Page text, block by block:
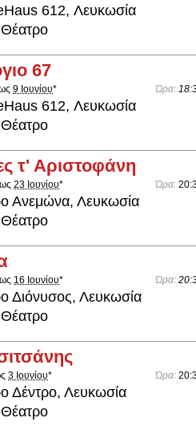
612, Λευκωσία
Θέατρο
67
9 Ιουνίου* Ώρα:
612, Λευκωσία
Θέατρο
τ' Αριστοφάνη
23 Ιουνίου* Ώρα:
Ανεμώνα, Λευκωσία
Θέατρο
16 Ιουνίου* Ώρα:
Διόνυσος, Λευκωσία
Θέατρο
3 Ιουνίου* Ώρα:
Δέντρο, Λευκωσία
Θέατρο